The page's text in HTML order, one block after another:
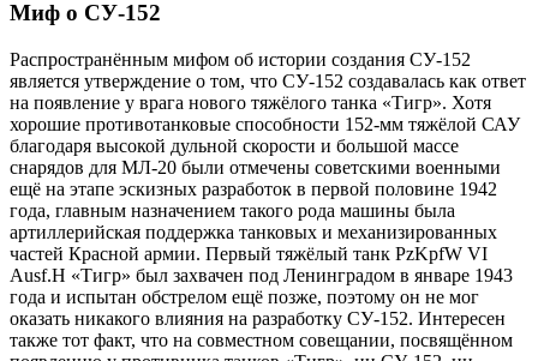
Миф о СУ-152
Распространённым мифом об истории создания СУ-152
является утверждение о том, что СУ-152 создавалась как ответ
на появление у врага нового тяжёлого танка «Тигр». Хотя
хорошие противотанковые способности 152-мм тяжёлой САУ
благодаря высокой дульной скорости и большой массе
снарядов для МЛ-20 были отмечены советскими военными
ещё на этапе эскизных разработок в первой половине 1942
года, главным назначением такого рода машины была
артиллерийская поддержка танковых и механизированных
частей Красной армии. Первый тяжёлый танк PzKpfW VI
Ausf.H «Тигр» был захвачен под Ленинградом в январе 1943
года и испытан обстрелом ещё позже, поэтому он не мог
оказать никакого влияния на разработку СУ-152. Интересен
также тот факт, что на совместном совещании, посвящённом